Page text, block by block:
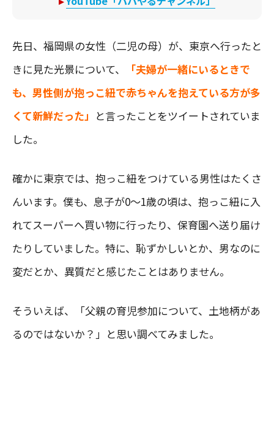
先日、福岡県の女性（二児の母）が、東京へ行ったと
きに見た光景について、
「夫婦が一緒にいるときで
も、男性側が抱っこ紐で赤ちゃんを抱えている方が多
くて新鮮だった」 と言ったことをツイートされていま
した。
確かに東京では、抱っこ紐をつけている男性はたくさ
んいます。僕も、息子が0〜1歳の頃は、抱っこ紐に入
れてスーパーへ買い物に行ったり、保育園へ送り届け
たりしていました。特に、恥ずかしいとか、男なのに
変だとか、異質だと感じたことはありません。
そういえば、「父親の育児参加について、土地柄があ
るのではないか？」と思い調べてみました。